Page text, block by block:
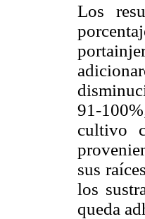
Los
91-
cultivo
sus
los
queda